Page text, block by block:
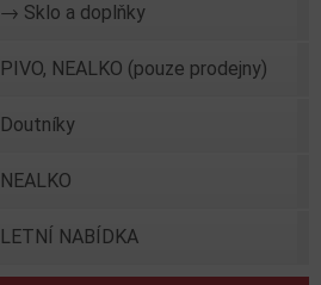
→ Sklo a doplňky
PIVO, NEALKO (pouze prodejny)
Doutníky
NEALKO
LETNÍ NABÍDKA